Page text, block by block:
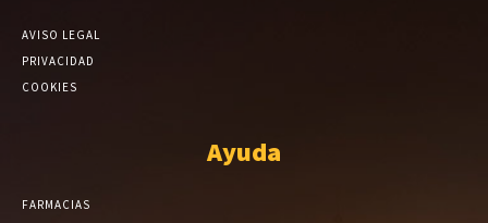
AVISO LEGAL
PRIVACIDAD
COOKIES
Ayuda
FARMACIAS